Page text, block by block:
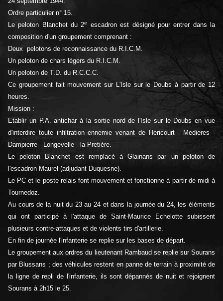
Ordre particulier n° 15.
Le peloton Blanchet du 2e
escadron est désigné pour entrer dans la
composition d'un groupement comprenant :
Deux pelotons de reconnaissance du R.I.C.M.
Un peloton de chars légers du R.I.C.M.
Un peloton de T.D. du R.C.C.C.
Ce groupement fait mouvement sur L'Isle sur le Doubs à partir de 12
heures.
Mission :
Etablir un P.A. antichar à la sortie nord de l'Isle sur le Doubs en vue
d'interdire toute infiltration ennemie venant de Hericourt - Medieres -
Dampierre - Longevelle - la Pretière.
Le peloton Blanchet est remplacé à Glainans par un peloton de
l'escadron Maurel (adjudant Duquesne).
Le PC et le poste relais font mouvement et fonctionne à partir de midi à
Tournedoz.
Au cours de la nuit du 23 au 24 et dans la journée du 24, les éléments
qui ont participé à l'attaque de Saint-Maurice Echelotte subissent
plusieurs contre-attaques et de violents tirs d'artillerie.
En fin de journée l'infanterie se replie sur les bases de départ.
Le groupement aux ordres du lieutenant Rambaud se replie sur Sourans
par Blussans ; des véhicules restent en panne de terrain à proximité de
la ligne de repli de l'infanterie, ils sont dépannés de nuit et rejoignent
Sourans à 2h15 le 25.